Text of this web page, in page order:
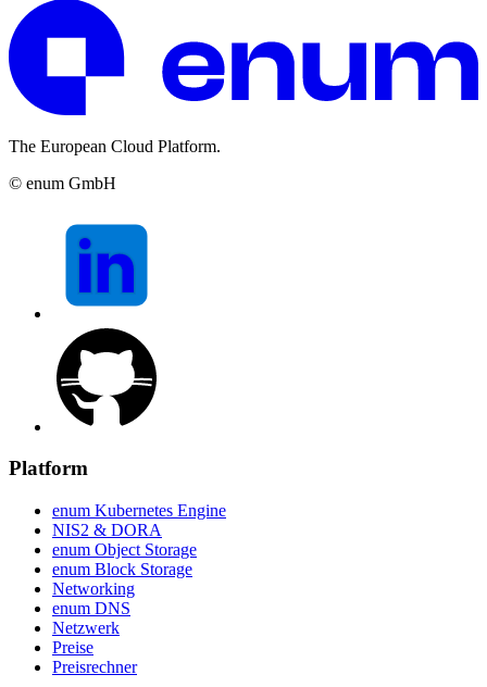
The European Cloud Platform.
© enum GmbH
Platform
enum Kubernetes Engine
NIS2 & DORA
enum Object Storage
enum Block Storage
Networking
enum DNS
Netzwerk
Preise
Preisrechner